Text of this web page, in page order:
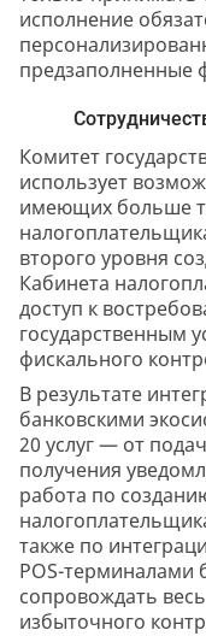
исполнение
предзаполненные
Комитет
использует
имеющих больше
второго уровня
Кабинета
доступ к
государственным
фискального
В результате
банковскими
20 услуг — от
получения
работа по
также по
POS-терминалами
сопровождать
избыточного